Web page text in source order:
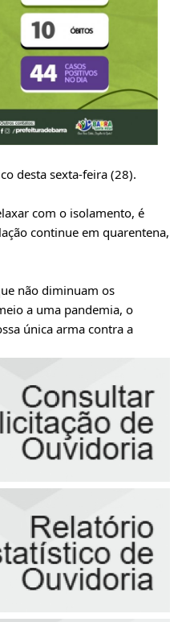
desta sexta-feira (28).
com o isolamento, é
continue em quarentena,
não diminuam os
a uma pandemia, o
única arma contra a